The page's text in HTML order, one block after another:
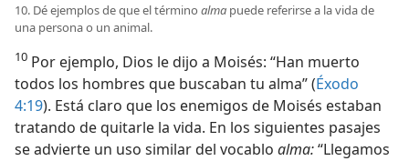
10. Dé ejemplos de que el término alma puede referirse a la vida de
una persona o un animal.
10 Por ejemplo, Dios le dijo a Moisés: “Han muerto
todos los hombres que buscaban tu alma” (Éxodo
4:19). Está claro que los enemigos de Moisés estaban
tratando de quitarle la vida. En los siguientes pasajes
se advierte un uso similar del vocablo alma:“Llegamos